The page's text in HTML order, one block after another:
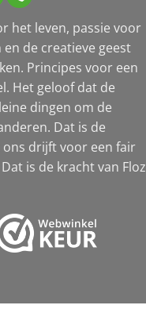
het leven, passie voor
de creatieve geest
Principes voor een
Het geloof dat de
dingen om de
Dat is de
drijft voor een fair
is de kracht van Floz